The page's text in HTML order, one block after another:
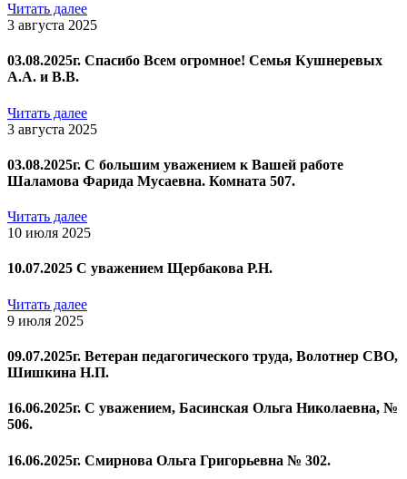
Читать далее
3 августа 2025
03.08.2025г. Спасибо Всем огромное! Семья Кушнеревых
А.А. и В.В.
Читать далее
3 августа 2025
03.08.2025г. С большим уважением к Вашей работе
Шаламова Фарида Мусаевна. Комната 507.
Читать далее
10 июля 2025
10.07.2025 С уважением Щербакова Р.Н.
Читать далее
9 июля 2025
09.07.2025г. Ветеран педагогического труда, Волотнер СВО,
Шишкина Н.П.
16.06.2025г. С уважением, Басинская Ольга Николаевна, №
506.
16.06.2025г. Смирнова Ольга Григорьевна № 302.